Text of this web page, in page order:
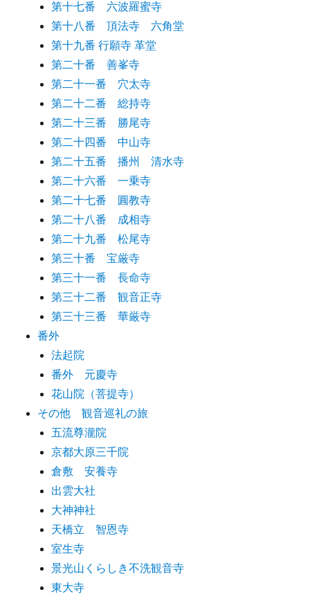
第十七番 六波羅蜜寺
第十八番 頂法寺 六角堂
第十九番 行願寺 革堂
第二十番 善峯寺
第二十一番 穴太寺
第二十二番 総持寺
第二十三番 勝尾寺
第二十四番 中山寺
第二十五番 播州 清水寺
第二十六番 一乗寺
第二十七番 圓教寺
第二十八番 成相寺
第二十九番 松尾寺
第三十番 宝厳寺
第三十一番 長命寺
第三十二番 観音正寺
第三十三番 華厳寺
番外
法起院
番外 元慶寺
花山院（菩提寺）
その他 観音巡礼の旅
五流尊瀧院
京都大原三千院
倉敷 安養寺
出雲大社
大神神社
天橋立 智恩寺
室生寺
景光山くらしき不洗観音寺
東大寺